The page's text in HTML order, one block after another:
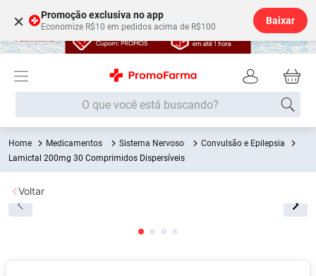
× Promoção exclusiva no app
Economize R$10 em pedidos acima de R$100
Baixar
O que você está buscando?
Medicamentos Sistema Nervoso
Convulsão e Epilepsia
Lamictal 200mg 30 Comprimidos Dispersíveis
Voltar
Termos mais buscados
1º Fralda
2